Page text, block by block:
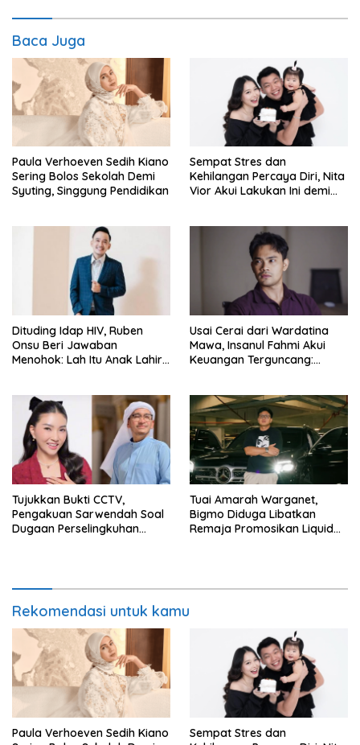
Baca Juga
Paula Verhoeven Sedih Kiano
Sering Bolos Sekolah Demi
Syuting, Singgung Pendidikan
Sempat Stres dan
Kehilangan Percaya Diri, Nita
Vior Akui Lakukan Ini demi
Dituding Idap HIV, Ruben
Onsu Beri Jawaban
Menohok: Lah Itu Anak Lahir
Usai Cerai dari Wardatina
Mawa, Insanul Fahmi Akui
Keuangan Terguncang:
Tujukkan Bukti CCTV,
Pengakuan Sarwendah Soal
Dugaan Perselingkuhan
Tuai Amarah Warganet,
Bigmo Diduga Libatkan
Remaja Promosikan Liquid
Rekomendasi untuk kamu
Paula Verhoeven Sedih Kiano
Sempat Stres dan